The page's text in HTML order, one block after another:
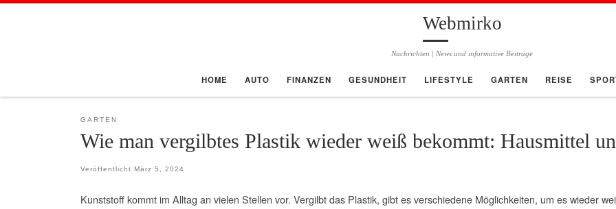
Webmirko
Nachrichten | News und informative Beiträge
HOME AUTO FINANZEN GESUNDHEIT LIFESTYLE GARTEN REISE
GARTEN
Wie man vergilbtes Plastik wieder weiß bekommt: Hausmittel
Veröffentlicht März 5, 2024
Kunststoff kommt im Alltag an vielen Stellen vor. Vergilbt das Plastik, gibt es verschiedene Möglichkeiten, um es wieder